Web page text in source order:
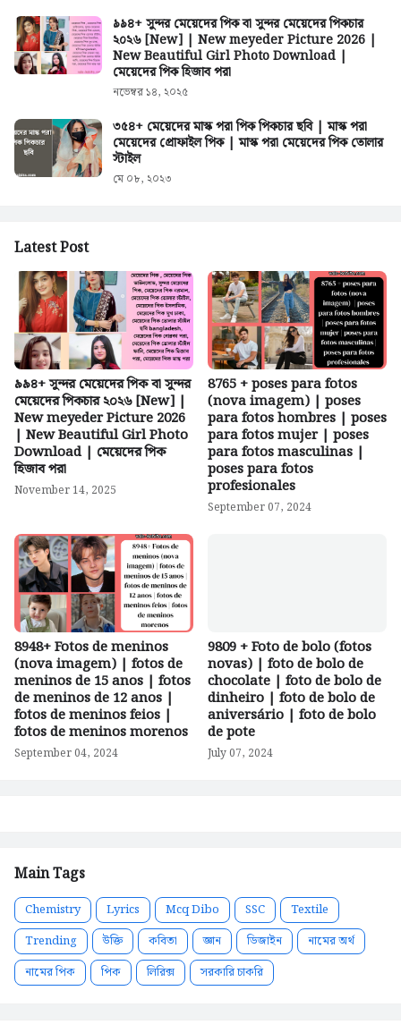
৯৯৪+ সুন্দর মেয়েদের পিক বা সুন্দর মেয়েদের পিকচার
২০২৬ [New] | New meyeder Picture 2026 |
New Beautiful Girl Photo Download |
মেয়েদের পিক হিজাব পরা
নভেম্বর ১৪, ২০২৫
৩৫৪+ মেয়েদের মাস্ক পরা পিক পিকচার ছবি | মাস্ক পরা
মেয়েদের প্রোফাইল পিক | মাস্ক পরা মেয়েদের পিক তোলার
স্টাইল
মে ০৮, ২০২৩
Latest Post
৯৯৪+ সুন্দর মেয়েদের পিক বা সুন্দর
মেয়েদের পিকচার ২০২৬ [New] |
New meyeder Picture 2026
| New Beautiful Girl Photo
Download | মেয়েদের পিক
হিজাব পরা
November 14, 2025
8765 + poses para fotos
(nova imagem) | poses
para fotos hombres | poses
para fotos mujer | poses
para fotos masculinas |
poses para fotos
profesionales
September 07, 2024
8948+ Fotos de meninos
(nova imagem) | fotos de
meninos de 15 anos | fotos
de meninos de 12 anos |
fotos de meninos feios |
fotos de meninos morenos
September 04, 2024
9809 + Foto de bolo (fotos
novas) | foto de bolo de
chocolate | foto de bolo de
dinheiro | foto de bolo de
aniversário | foto de bolo
de pote
July 07, 2024
Main Tags
Chemistry Lyrics Mcq Dibo SSC
Textile
Trending
উক্তি কবিতা জ্ঞান ডিজাইন
নামের অর্থ
নামের পিক
পিক লিরিক্স সরকারি চাকরি